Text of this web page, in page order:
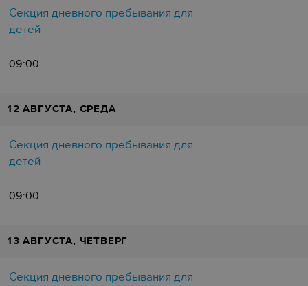
Секция дневного пребывания для
детей
09:00
12 АВГУСТА, СРЕДА
Секция дневного пребывания для
детей
09:00
13 АВГУСТА, ЧЕТВЕРГ
Секция дневного пребывания для